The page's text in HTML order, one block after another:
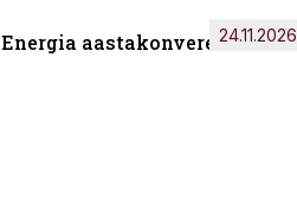
Energia aastakonverents 2026
24.11.2026